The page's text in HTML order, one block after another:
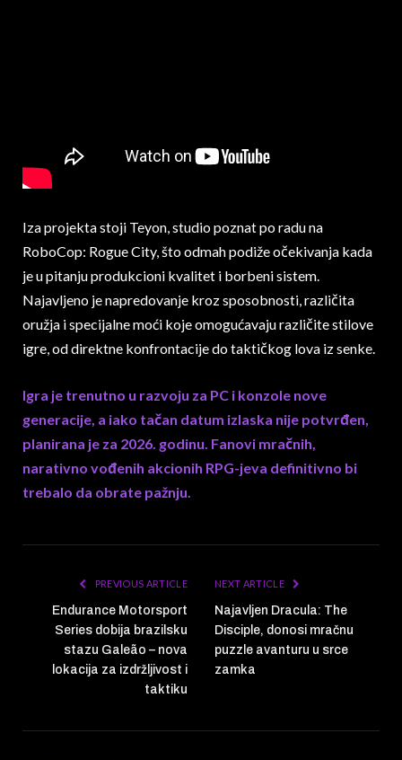
Iza projekta stoji Teyon, studio poznat po radu na
RoboCop: Rogue City, što odmah podiže očekivanja kada
je u pitanju produkcioni kvalitet i borbeni sistem.
Najavljeno je napredovanje kroz sposobnosti, različita
oružja i specijalne moći koje omogućavaju različite stilove
igre, od direktne konfrontacije do taktičkog lova iz senke.
Igra je trenutno u razvoju za PC i konzole nove
generacije, a iako tačan datum izlaska nije potvrđen,
planirana je za 2026. godinu. Fanovi mračnih,
narativno vođenih akcionih RPG-jeva definitivno bi
trebalo da obrate pažnju.
PREVIOUS ARTICLE
Endurance Motorsport
Series dobija brazilsku
stazu Galeão – nova
lokacija za izdržljivost i
taktiku
NEXT ARTICLE
Najavljen Dracula: The
Disciple, donosi mračnu
puzzle avanturu u srce
zamka